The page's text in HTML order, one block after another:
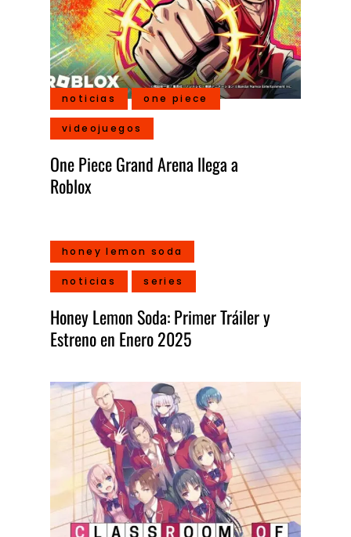
noticias one piece
videojuegos
One Piece Grand Arena llega a
Roblox
honey lemon soda
noticias series
Honey Lemon Soda: Primer Tráiler y
Estreno en Enero 2025